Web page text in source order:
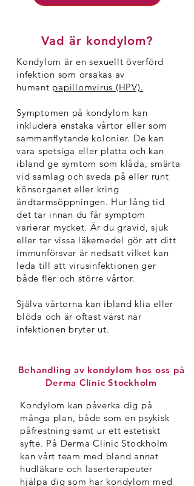
Vad är kondylom?
Kondylom är en sexuellt överförd
infektion som orsakas av
humant papillomvirus (HPV).
Symptomen på kondylom kan
inkludera enstaka vårtor eller som
sammanflytande kolonier. De kan
vara spetsiga eller platta och kan
ibland ge symtom som klåda, smärta
vid samlag och sveda på eller runt
könsorganet eller kring
ändtarmsöppningen. Hur lång tid
det tar innan du får symptom
varierar mycket. Är du gravid, sjuk
eller tar vissa läkemedel gör att ditt
immunförsvar är nedsatt vilket kan
leda till att virusinfektionen ger
både fler och större vårtor.
Själva vårtorna kan ibland klia eller
blöda och är oftast värst när
infektionen bryter ut.
Bildkälla
Behandling av kondylom hos oss på
Derma Clinic Stockholm
Kondylom kan påverka dig på
många plan, både som en psykisk
påfrestning samt ur ett estetiskt
syfte. På Derma Clinic Stockholm
kan vårt team med bland annat
hudläkare och laserterapeuter
hjälpa dig som har kondylom med